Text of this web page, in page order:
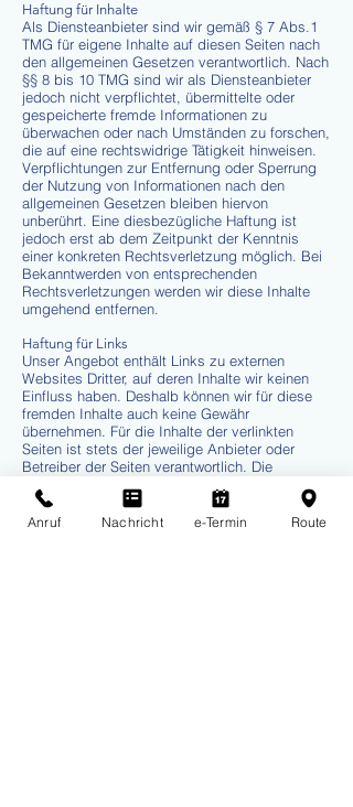
Haftung für Inhalte
Als Diensteanbieter sind wir gemäß § 7 Abs.1
TMG für eigene Inhalte auf diesen Seiten nach
den allgemeinen Gesetzen verantwortlich. Nach
§§ 8 bis 10 TMG sind wir als Diensteanbieter
jedoch nicht verpflichtet, übermittelte oder
gespeicherte fremde Informationen zu
überwachen oder nach Umständen zu forschen,
die auf eine rechtswidrige Tätigkeit hinweisen.
Verpflichtungen zur Entfernung oder Sperrung
der Nutzung von Informationen nach den
allgemeinen Gesetzen bleiben hiervon
unberührt. Eine diesbezügliche Haftung ist
jedoch erst ab dem Zeitpunkt der Kenntnis
einer konkreten Rechtsverletzung möglich. Bei
Bekanntwerden von entsprechenden
Rechtsverletzungen werden wir diese Inhalte
umgehend entfernen.
Haftung für Links
Unser Angebot enthält Links zu externen
Websites Dritter, auf deren Inhalte wir keinen
Einfluss haben. Deshalb können wir für diese
fremden Inhalte auch keine Gewähr
übernehmen. Für die Inhalte der verlinkten
Seiten ist stets der jeweilige Anbieter oder
Betreiber der Seiten verantwortlich. Die
Verlinkung auf mögliche Rechtsverstöße
überprüft. Rechtswidrige Inhalte waren zum
Anruf Nachricht e-Termin Route